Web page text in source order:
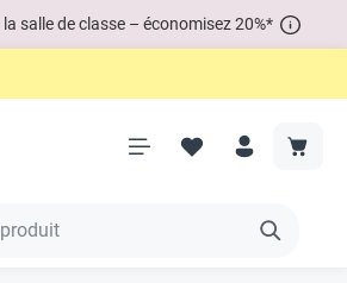
salle de classe – économisez 20%*